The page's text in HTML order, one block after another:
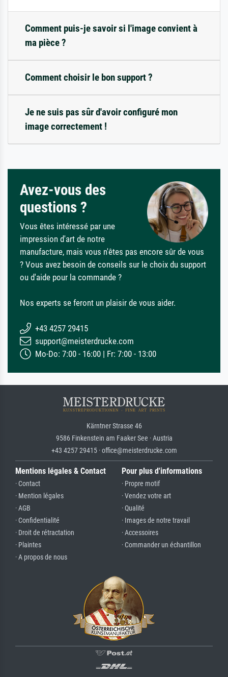
Comment puis-je savoir si l'image convient à
ma pièce ?
Comment choisir le bon support ?
Je ne suis pas sûr d'avoir configuré mon
image correctement !
Avez-vous des
questions ?
Vous êtes intéressé par une
impression d'art de notre
manufacture, mais vous n'êtes pas encore sûr de vous
? Vous avez besoin de conseils sur le choix du support
ou d'aide pour la commande ?
Nos experts se feront un plaisir de vous aider.
+43 4257 29415
support@meisterdrucke.com
Mo-Do: 7:00 - 16:00 | Fr: 7:00 - 13:00
Kärntner Strasse 46
9586 Finkenstein am Faaker See · Austria
+43 4257 29415 · office@meisterdrucke.com
Mentions légales & Contact
· Contact
· Mention légales
· AGB
· Confidentialité
· Droit de rétractation
· Plaintes
· A propos de nous
Pour plus d'informations
· Propre motif
· Vendez votre art
· Qualité
· Images de notre travail
· Accessoires
· Commander un échantillon